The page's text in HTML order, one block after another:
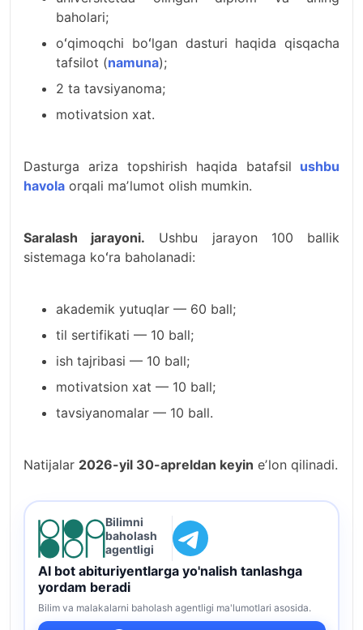
baholari;
oʻqimoqchi boʻlgan dasturi haqida qisqacha
tafsilot (namuna);
2 ta tavsiyanoma;
motivatsion xat.
Dasturga ariza topshirish haqida batafsil ushbu
havola orqali maʼlumot olish mumkin.
Saralash jarayoni. Ushbu jarayon 100 ballik
sistemaga koʻra baholanadi:
akademik yutuqlar — 60 ball;
til sertifikati — 10 ball;
ish tajribasi — 10 ball;
motivatsion xat — 10 ball;
tavsiyanomalar — 10 ball.
Natijalar 2026-yil 30-apreldan keyin eʼlon qilinadi.
Bilimni
baholash
agentligi
AI bot abituriyentlarga yo'nalish tanlashga
yordam beradi
Bilim va malakalarni baholash agentligi ma'lumotlari asosida.